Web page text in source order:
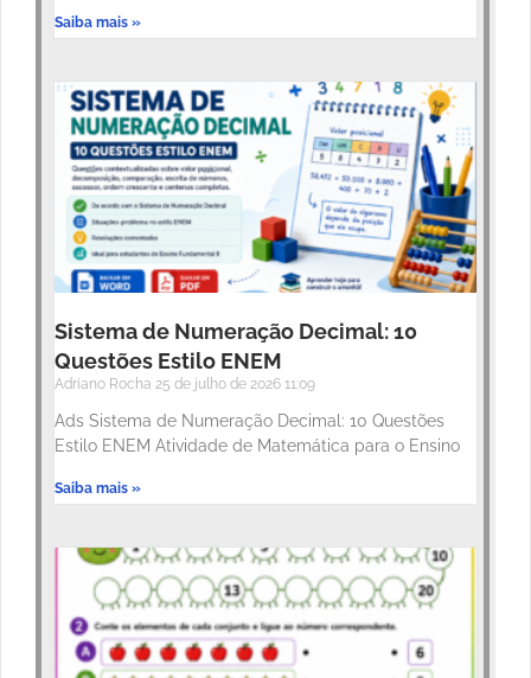
Saiba mais »
Sistema de Numeração Decimal: 10
Questões Estilo ENEM
Adriano Rocha 25 de julho de 2026 11:09
Ads Sistema de Numeração Decimal: 10 Questões
Estilo ENEM Atividade de Matemática para o Ensino
Saiba mais »